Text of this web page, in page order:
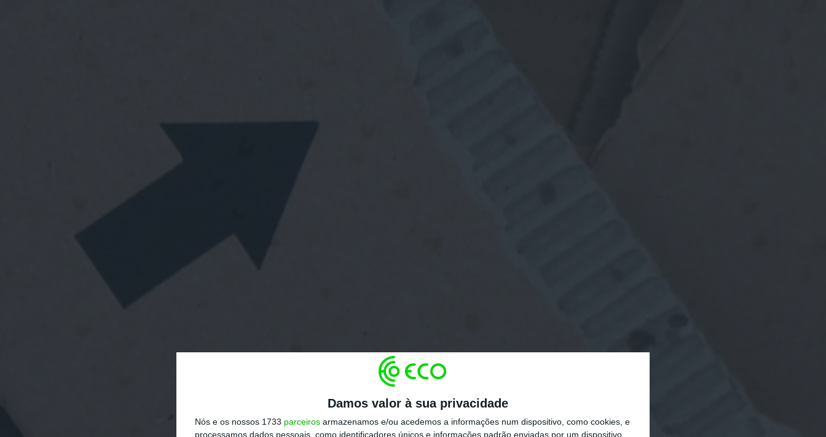
Damos valor à sua privacidade
Nós e os nossos 1733 parceiros armazenamos e/ou acedemos a informações num dispositivo, como cookies, e
processamos dados pessoais, como identificadores únicos e informações padrão enviadas por um dispositivo